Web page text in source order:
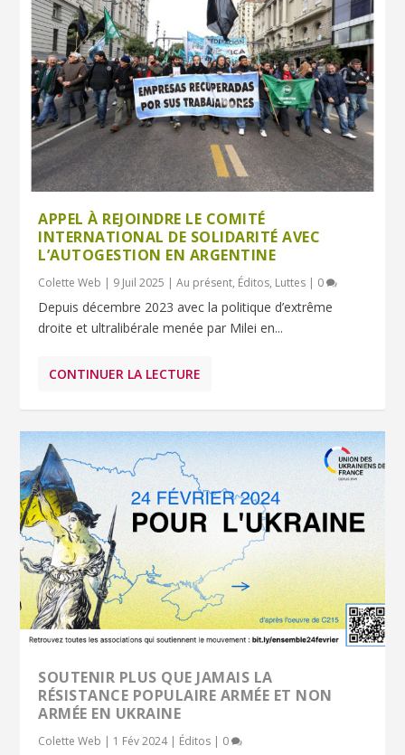
APPEL À REJOINDRE LE COMITÉ
INTERNATIONAL DE SOLIDARITÉ AVEC
L’AUTOGESTION EN ARGENTINE
Colette Web | 9 Juil 2025 |Au présent, Éditos, Luttes | 0
Depuis décembre 2023 avec la politique d’extrême
droite et ultralibérale menée par Milei en...
CONTINUER LA LECTURE
SOUTENIR PLUS QUE JAMAIS LA
RÉSISTANCE POPULAIRE ARMÉE ET NON
ARMÉE EN UKRAINE
Colette Web | 1 Fév 2024| Éditos | 0